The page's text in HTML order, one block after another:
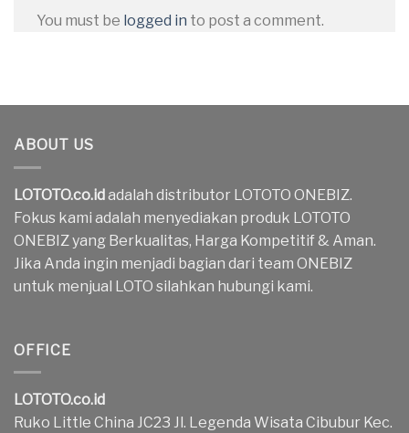
You must be logged in to post a comment.
ABOUT US
LOTOTO.co.idadalah distributor LOTOTO ONEBIZ.
Fokus kami adalah menyediakan produk LOTOTO
ONEBIZ yang Berkualitas, Harga Kompetitif & Aman.
Jika Anda ingin menjadi bagian dari team ONEBIZ
untuk menjual LOTO silahkan hubungi kami.
OFFICE
LOTOTO.co.id
Ruko Little China JC23 Jl. Legenda Wisata Cibubur Kec.